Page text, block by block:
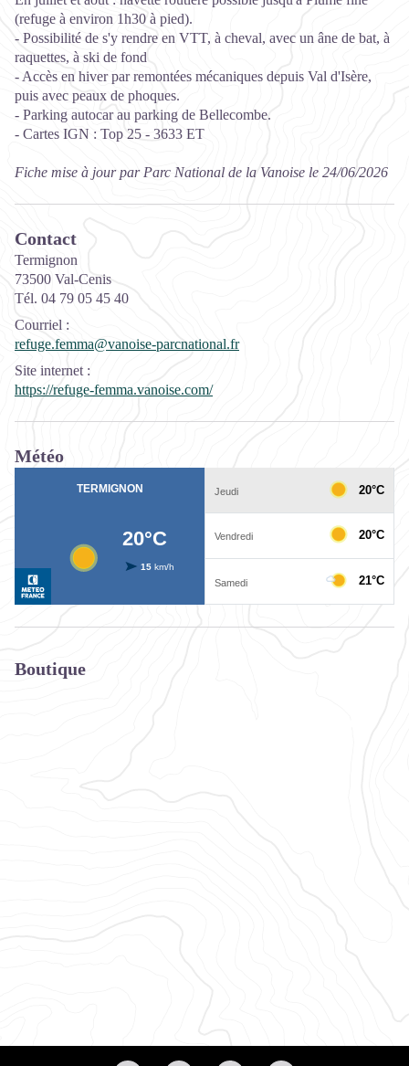
(refuge à environ 1h30 à pied).
- Possibilité de s'y rendre en VTT, à cheval, avec un âne de bat, à
raquettes, à ski de fond
- Accès en hiver par remontées mécaniques depuis Val d'Isère,
puis avec peaux de phoques.
- Parking autocar au parking de Bellecombe.
- Cartes IGN : Top 25 - 3633 ET
Fiche mise à jour par Parc National de la Vanoise le 24/06/2026
Contact
Termignon
73500 Val-Cenis
Tél. 04 79 05 45 40
Courriel :
refuge.femma@vanoise-parcnational.fr
Site internet :
https://refuge-femma.vanoise.com/
Météo
Boutique